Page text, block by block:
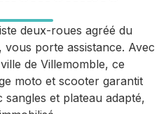
deux-roues agréé du
porte assistance. Avec
de Villemomble, ce
moto et scooter garantit
et plateau adapté,